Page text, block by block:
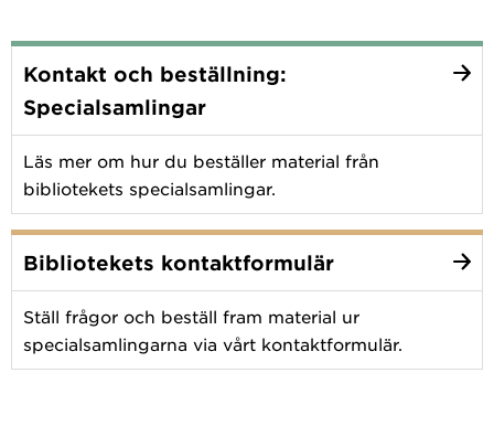
Kontakt och beställning:
Specialsamlingar
Läs mer om hur du beställer material från
bibliotekets specialsamlingar.
Bibliotekets kontaktformulär
Ställ frågor och beställ fram material ur
specialsamlingarna via vårt kontaktformulär.